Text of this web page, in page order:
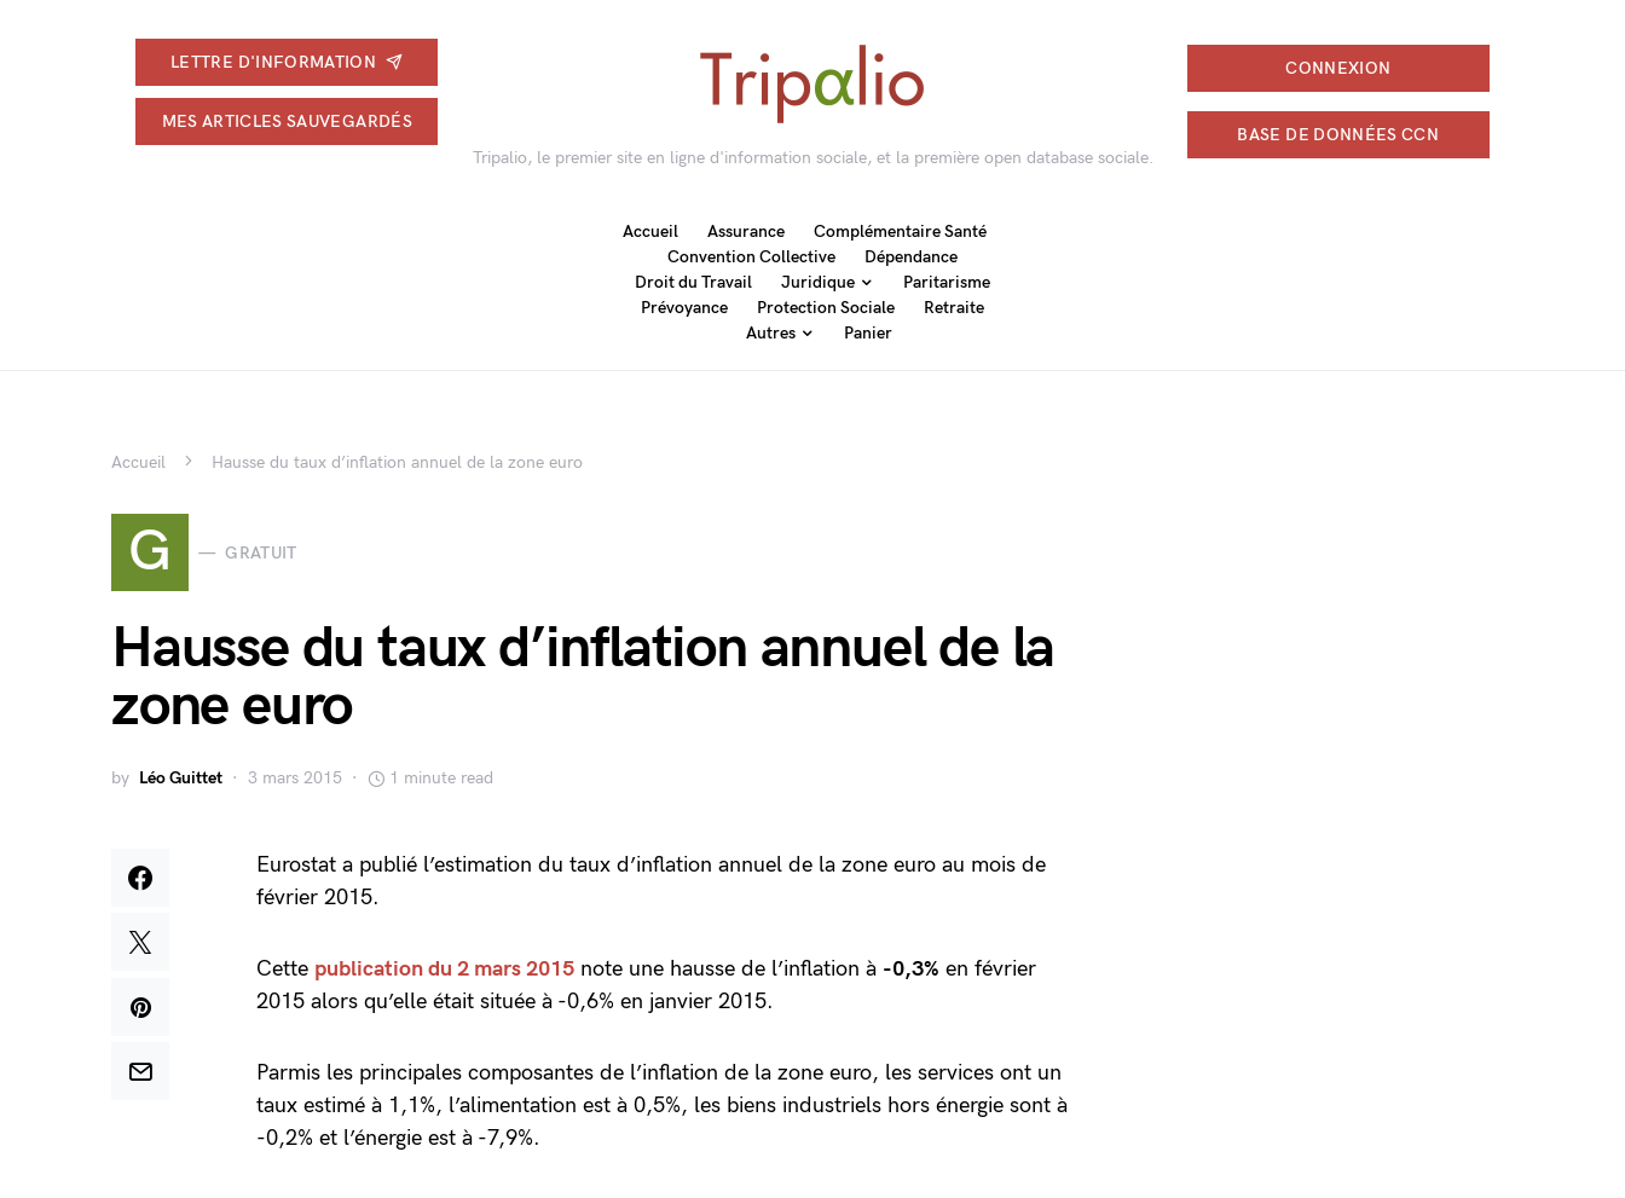
LETTRE D'INFORMATION
MES ARTICLES SAUVEGARDÉS
Tripalio, le premier site en ligne d'information sociale, et la première open database sociale.
CONNEXION
BASE DE DONNÉES CCN
Accueil Assurance
Complémentaire Santé
Convention Collective
Dépendance
Droit du Travail
Juridique
Paritarisme
Prévoyance
Protection Sociale
Retraite
Autres
Panier
Accueil Hausse du taux d’inflation annuel de la zone euro
G GRATUIT
Hausse du taux d’inflation annuel de la
zone euro
by Léo Guittet 3 mars 2015 1 minute read
Eurostat a publié l’estimation du taux d’inflation annuel de la zone euro au mois de
février 2015.
Cette publication du 2 mars 2015 note une hausse de l’inflation à -0,3% en février
2015 alors qu’elle était située à -0,6% en janvier 2015.
Parmis les principales composantes de l’inflation de la zone euro, les services ont un
taux estimé à 1,1%, l’alimentation est à 0,5%, les biens industriels hors énergie sont à
-0,2% et l’énergie est à -7,9%.